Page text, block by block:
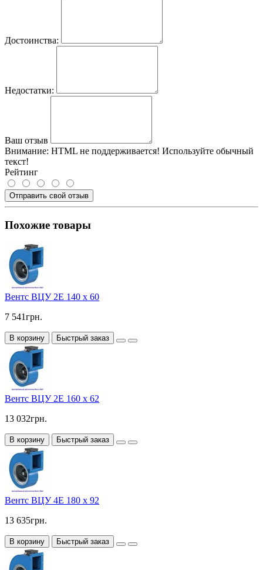
Достоинства:
Недостатки:
Ваш отзыв
Внимание: HTML не поддерживается! Используйте обычный
текст!
Рейтинг
Отправить свой отзыв
Похожие товары
Вентс ВЦУ 2Е 140 х 60
7 541грн.
В корзину Быстрый заказ
Вентс ВЦУ 2Е 160 х 62
13 032грн.
В корзину Быстрый заказ
Вентс ВЦУ 4Е 180 х 92
13 635грн.
В корзину Быстрый заказ